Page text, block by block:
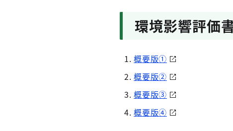
環境影響評価
概要版①
概要版②
概要版③
概要版④